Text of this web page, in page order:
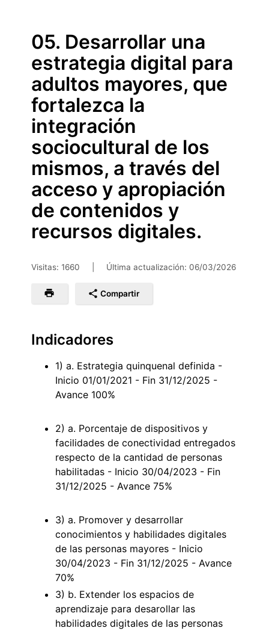
contenido
principal05. Desarrollar una
estrategia digital para
adultos mayores, que
fortalezca la
integración
sociocultural de los
mismos, a través del
acceso y apropiación
de contenidos y
recursos digitales.
Visitas: 1660 Última actualización: 06/03/2026
Compartir
Indicadores
1) a. Estrategia quinquenal definida -
Inicio 01/01/2021 - Fin 31/12/2025 -
Avance 100%
2) a. Porcentaje de dispositivos y
facilidades de conectividad entregados
respecto de la cantidad de personas
habilitadas - Inicio 30/04/2023 - Fin
31/12/2025 - Avance 75%
3) a. Promover y desarrollar
conocimientos y habilidades digitales
de las personas mayores - Inicio
30/04/2023 - Fin 31/12/2025 - Avance
70%
3) b. Extender los espacios de
aprendizaje para desarollar las
habilidades digitales de las personas